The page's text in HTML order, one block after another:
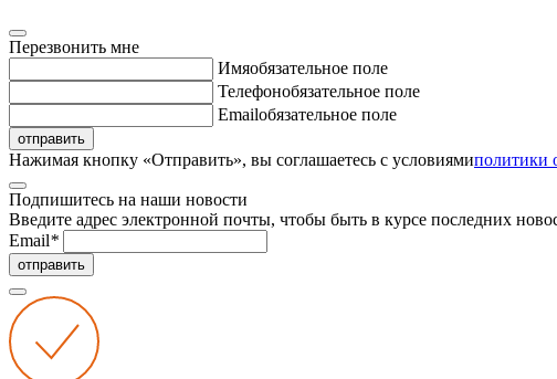
Перезвонить мне
Имяобязательное поле
Телефонобязательное поле
Emailобязательное поле
отправить
Нажимая кнопку «Отправить», вы соглашаетесь с условиямиполитики
Подпишитесь на наши новости
Введите адрес электронной почты, чтобы быть в курсе последних
Email*
отправить